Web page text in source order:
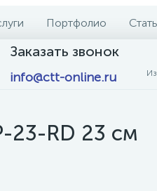
Портфолио
Заказать звонок
info@ctt-online.ru
23-RD 23 см